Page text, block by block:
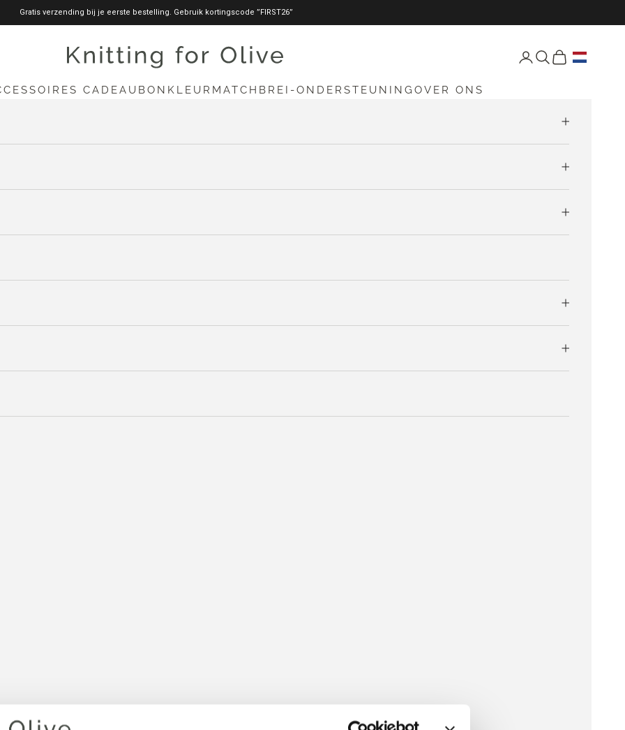
Gratis verzending bij je eerste bestelling. Gebruik kortingscode ”FIRST26”
knittingforolive.com Open accountpagina
Open zoekfunctie
Open
CADEAUBON KLEURMATCH BREI-ONDERSTEUNING OVER ONS